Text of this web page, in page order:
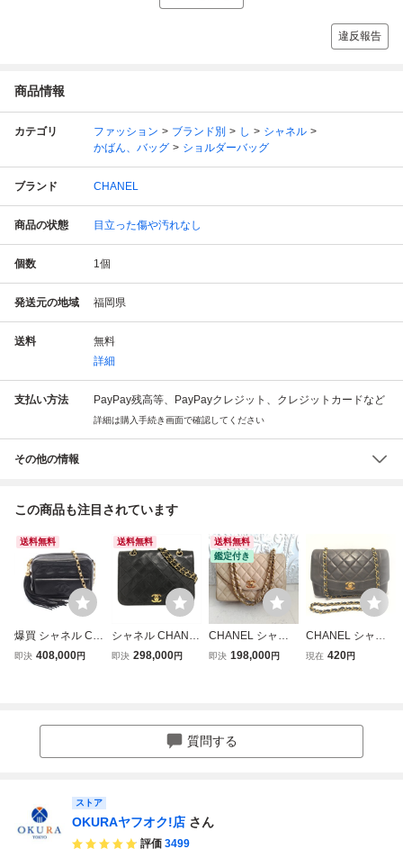
違反報告
商品情報
カテゴリ ファッション ブランド別 し
シャネル
かばん、バッグ
ショルダーバッグ
ブランド CHANEL
商品の状態 目立った傷や汚れなし
個数 1個
発送元の地域 福岡県
送料
無料
詳細
支払い方法 PayPay残高等、PayPayクレジット、クレジットカードなど
詳細は購入手続き画面で確認してください
その他の情報
この商品も注目されています
送料無料
爆買 シャネル CH
ANEL マトラッセ
即決 408,000円
送料無料
シャネル CHANE
L マトラッセ フル
即決 298,000円
送料無料
鑑定付き
CHANEL シャネ
ル マトラッセ チ
即決 198,000円
CHANEL シャネ
ル☆ダイアナ マト
現在 420円
質問する
ストア
OKURAヤフオク!店 さん
評価 3499